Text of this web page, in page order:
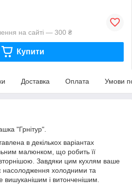
на сайті — 300 ₴
Купити
Доставка Оплата Умови
"Грнітур".
в декількох варіантах
малюнком, що робить її
Завдяки цим кухлям ваше
насолодження холодними та
і витонченішим.